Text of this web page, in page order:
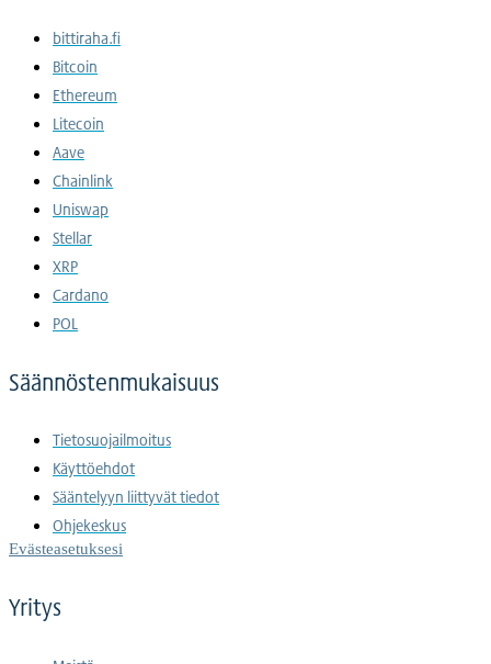
bittiraha.fi
Bitcoin
Ethereum
Litecoin
Aave
Chainlink
Uniswap
Stellar
XRP
Cardano
POL
Säännöstenmukaisuus
Tietosuojailmoitus
Käyttöehdot
Sääntelyyn liittyvät tiedot
Ohjekeskus
Evästeasetuksesi
Yritys